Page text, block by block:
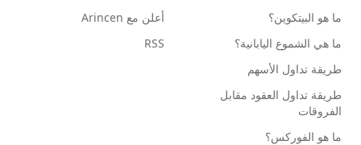
ما هو البيتكوين؟
ما هي الشموع اليابانية؟
طريقة تداول الأسهم
طريقة تداول العقود مقابل
الفروقات
ما هو الفوركس؟
أعلن مع Arincen
RSS